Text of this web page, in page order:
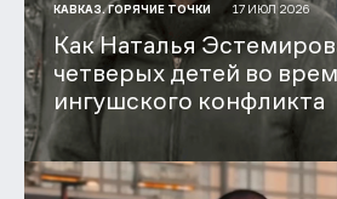
КАВКАЗ. ГОРЯЧИЕ ТОЧКИ 17 ИЮЛ 2026
Как Наталья
четверых детей во
ингушского конфликта